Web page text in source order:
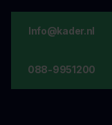
Info@kader.nl
088-9951200